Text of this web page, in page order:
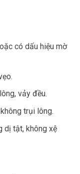
có dấu hiệu mờ
vảy đều.
trụi lông.
dị tật, không xệ